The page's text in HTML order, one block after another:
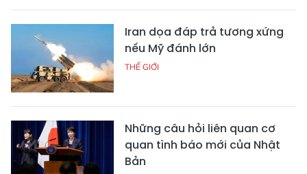
Iran dọa đáp trả tương xứng
nếu Mỹ đánh lớn
THẾ GIỚI
Những câu hỏi liên quan cơ
quan tình báo mới của Nhật
Bản